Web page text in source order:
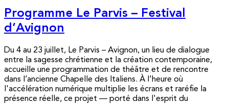
Programme Le Parvis – Festival
d’Avignon
Du 4 au 23 juillet, Le Parvis – Avignon, un lieu de dialogue
entre la sagesse chrétienne et la création contemporaine,
accueille une programmation de théâtre et de rencontre
dans l’ancienne Chapelle des Italiens. À l'heure où
l'accélération numérique multiplie les écrans et raréfie la
présence réelle, ce projet — porté dans l'esprit du